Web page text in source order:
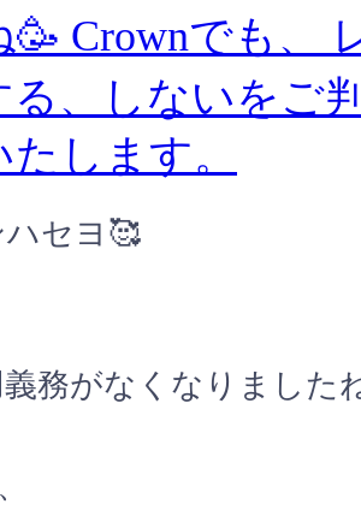
セヨ🥰
務がなくなりました